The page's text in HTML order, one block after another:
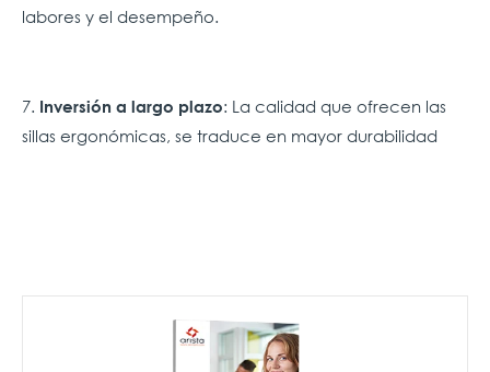
labores y el desempeño.
7. Inversión a largo plazo: La calidad que ofrecen las
sillas ergonómicas, se traduce en mayor durabilidad